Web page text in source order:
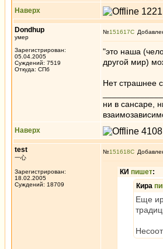
Наверх
Dondhup
умер
Зарегистрирован:
05.04.2005
Суждений: 7519
Откуда: СПб
№151617
"это наша
другой мир)
Нет страшнее
ни в сансаре,
Наверх
test
一心
Зарегистрирован:
18.02.2005
Суждений: 18709
№151618
КИ пишет:
Кира
Еще